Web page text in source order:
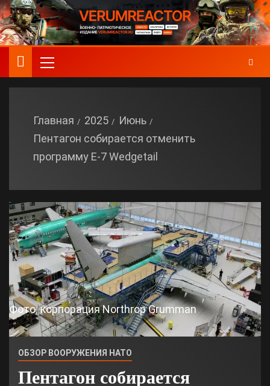
Главная 2025
Июнь
Пентагон собирается отменить
программу E-7 Wedgetail
Фото: корпорация Northrop Grumman
ОБЗОР ВООРУЖЕНИЯ НАТО
Пентагон собирается